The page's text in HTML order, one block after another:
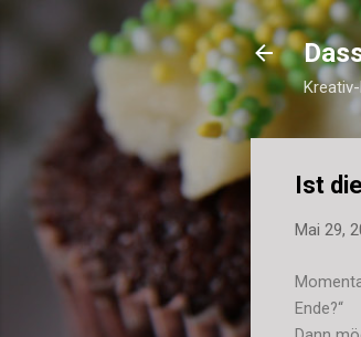
Ist
Mai 29,
Ende?“